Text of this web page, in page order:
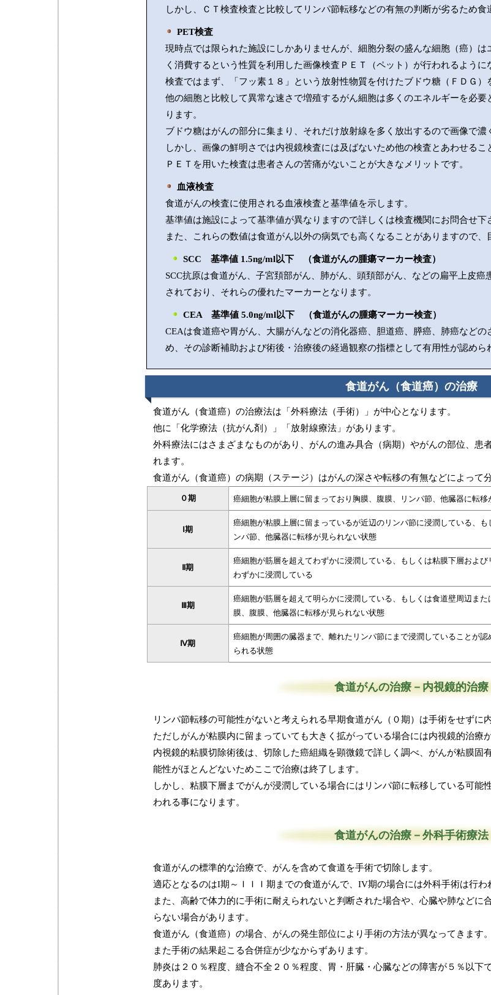
しかし、ＣＴ検査検査と比較してリンパ節転移などの有無の判断が劣るため食
PET検査
現時点では限られた施設にしかありませんが、細胞分裂の盛んな細胞（癌）
く消費するという性質を利用した画像検査ＰＥＴ（ペット）が行われるように
検査ではまず、「フッ素１８」という放射性物質を付けたブドウ糖（ＦＤＧ）
他の細胞と比較して異常な速さで増殖するがん細胞は多くのエネルギーを必
ります。
ブドウ糖はがんの部分に集まり、それだけ放射線を多く放出するので画像で濃
しかし、画像の鮮明さでは内視鏡検査には及ばないため他の検査とあわせるこ
ＰＥＴを用いた検査は患者さんの苦痛がないことが大きなメリットです。
血液検査
食道がんの検査に使用される血液検査と基準値を示します。
基準値は施設によって基準値が異なりますので詳しくは検査機関にお問合せ下
また、これらの数値は食道がん以外の病気でも高くなることがありますので、
SCC 基準値 1.5ng/ml以下 （食道がんの腫瘍マーカー検査）
SCC抗原は食道がん、子宮頚部がん、肺がん、頭頚部がん、などの扁平上皮
されており、それらの優れたマーカーとなります。
CEA 基準値 5.0ng/ml以下 （食道がんの腫瘍マーカー検査）
CEAは食道癌や胃がん、大腸がんなどの消化器癌、胆道癌、膵癌、肺癌など
め、その診断補助および術後・治療後の経過観察の指標として有用性が認めら
食道がん（食道癌）の治療
食道がん（食道癌）の治療法は「外科療法（手術）」が中心となります。
他に「化学療法（抗がん剤）」「放射線療法」があります。
外科療法にはさまざまなものがあり、がんの進み具合（病期）やがんの部位、患
れます。
食道がん（食道癌）の病期（ステージ）はがんの深さや転移の有無などによって
０期 癌細胞が粘膜上層に留まっており胸膜、腹膜、リンパ節、他臓器に転移
Ⅰ期
癌細胞が粘膜上層に留まっているが近辺のリンパ節に浸潤している、
ンパ節、他臓器に転移が見られない状態
Ⅱ期
癌細胞が筋層を超えてわずかに浸潤している、もしくは粘膜下層およ
わずかに浸潤している
Ⅲ期
癌細胞が筋層を超えて明らかに浸潤している、もしくは食道壁周辺ま
膜、腹膜、他臓器に転移が見られない状態
Ⅳ期
癌細胞が周囲の臓器まで、離れたリンパ節にまで浸潤していることが
られる状態
食道がんの治療－内視鏡的治療
リンパ節転移の可能性がないと考えられる早期食道がん（０期）は手術をせずに
ただしがんが粘膜内に留まっていても大きく拡がっている場合には内視鏡的治療
内視鏡的粘膜切除術後は、切除した癌組織を顕微鏡で詳しく調べ、がんが粘膜固
能性がほとんどないためここで治療は終了します。
しかし、粘膜下層までがんが浸潤している場合にはリンパ節に転移している可能
われる事になります。
食道がんの治療－外科手術療法
食道がんの標準的な治療で、がんを含めて食道を手術で切除します。
適応となるのはI期～ＩＩＩ期までの食道がんで、IV期の場合には外科手術は行わ
また、高齢で体力的に手術に耐えられないと判断された場合や、心臓や肺などに
らない場合があります。
食道がん（食道癌）の場合、がんの発生部位により手術の方法が異なってきます。
また手術の結果起こる合併症が少なからずあります。
肺炎は２０％程度、縫合不全２０％程度、胃・肝臓・心臓などの障害が５％以下
度あります。